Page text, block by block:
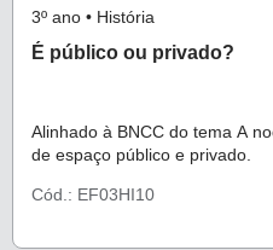
3º ano • História
É público ou privado?
Alinhado à BNCC do tema A
de espaço público e privado.
Cód.: EF03HI10